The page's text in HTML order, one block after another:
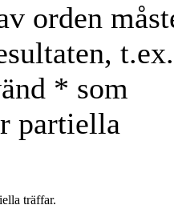
orden
t.ex.
* som
partiella
träffar.